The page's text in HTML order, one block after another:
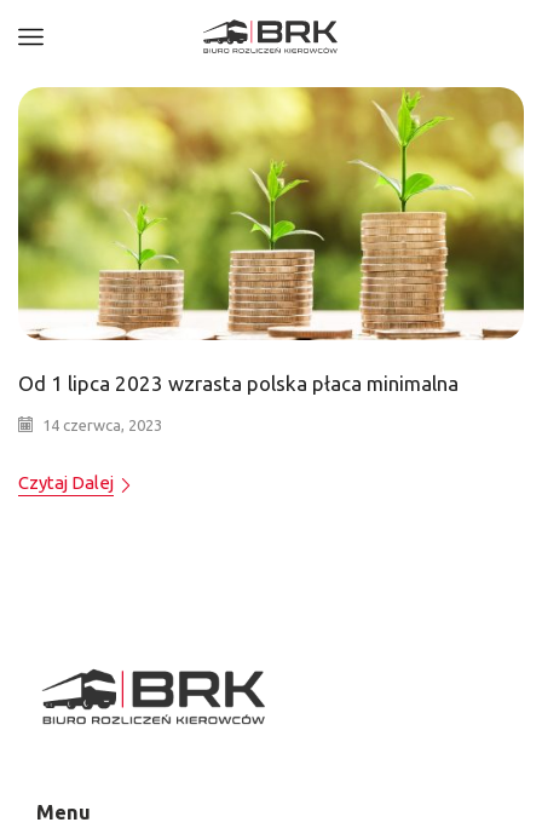
Od 1 lipca 2023 wzrasta polska płaca minimalna
14 czerwca, 2023
Czytaj Dalej
Menu